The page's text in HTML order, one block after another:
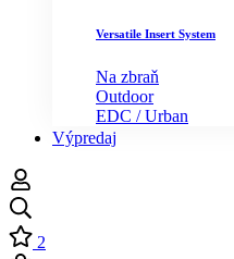
Versatile Insert System
Na zbraň
Outdoor
EDC / Urban
Výpredaj
2